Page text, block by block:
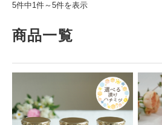
5件中1件～5件を表示
商品一覧